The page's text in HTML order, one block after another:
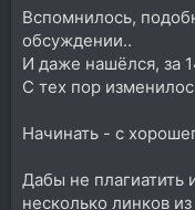
Вспомнилось,
обсуждении..
И даже нашёлся, за
С тех пор
Начинать - с
Дабы не плагиатить
несколько линков